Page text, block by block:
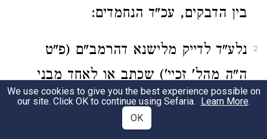
בין הדבקים, עכ"ד הנחמדים:
2
נלע"ד לדייק מלישנא דהרמב"ם (פ"ט
ה"ה מהל' זכיי') שכתב או לאחד מבני
בניו, הרי דאף כה"ג דכחד חשיבא יכול
להנחיל לאחד מהם, דודאי אינו במשמע
We use cookies to give you the best experience possible on
our site. Click OK to continue using Sefaria. Learn More.
OK